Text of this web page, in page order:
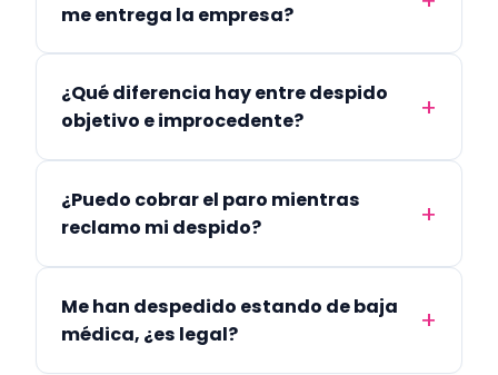
me entrega la empresa?
¿Qué diferencia hay entre despido
objetivo e improcedente?
¿Puedo cobrar el paro mientras
reclamo mi despido?
Me han despedido estando de baja
médica, ¿es legal?